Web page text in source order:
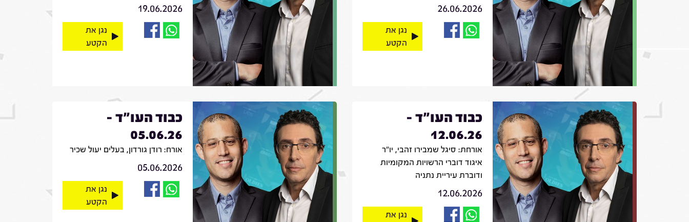
26.06.2026
נגן את
הקטע
19.06.2026
נגן את
הקטע
כבוד העו"ד -
12.06.26
אורחת: סיגל שמבירו זהבי, יו"ר
איגוד דוברי הרשויות המקומיות
ודוברת עיריית נתניה
12.06.2026
נגן את
כבוד העו"ד -
05.06.26
אורח: רודן גורדון, בעלים יעול שכיר
05.06.2026
נגן את
הקטע